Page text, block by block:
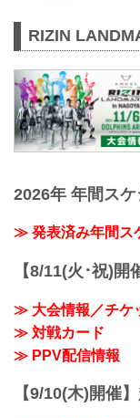
RIZIN
2026年 年間ス
≫ 発表済み年間ス
【8/11(火･祝)
≫ 大会情報／チケ
≫ 対戦カード
≫ PPV配信情報
【9/10(木)開催